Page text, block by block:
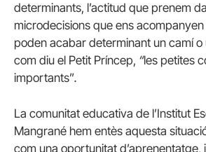
determinants, l’actitud que prenem
microdecisions que ens
poden acabar determinant un camí o
com diu el Petit Príncep, “les petites
importants”.
La comunitat educativa de l’Institut
Mangrané hem entès aquesta
com una oportunitat